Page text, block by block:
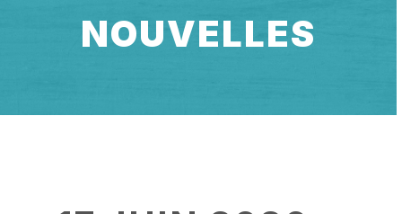
NOUVELLES